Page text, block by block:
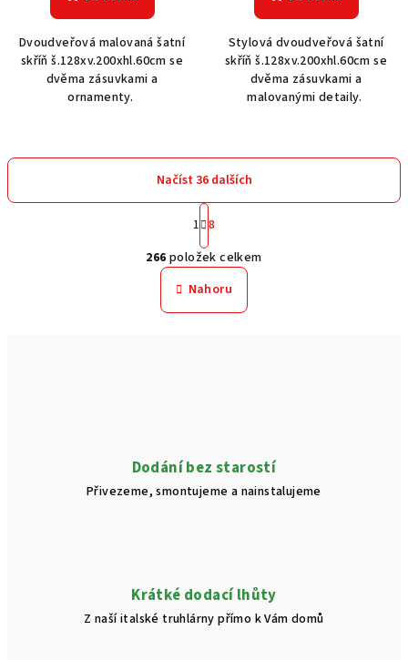
Dvoudveřová malovaná šatní
skříň š.128xv.200xhl.60cm se
dvěma zásuvkami a
ornamenty.
Stylová dvoudveřová šatní
skříň š.128xv.200xhl.60cm se
dvěma zásuvkami a
malovanými detaily.
O
v
l
á
k
y
s
u
Načíst 36 dalších
S
t
r
á
n
k
o
1 8
266 položek celkem
Nahoru
Dodání bez starostí
Přivezeme, smontujeme a nainstalujeme
Krátké dodací lhůty
Z naší italské truhlárny přímo k Vám domů